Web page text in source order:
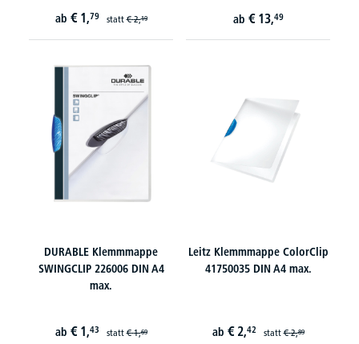
ab € 1,79 statt€ 2,19 ab € 13,49
DURABLE Klemmmappe
SWINGCLIP 226006 DIN A4
max.
ab € 1,43 statt€ 1,69
Leitz Klemmmappe ColorClip
41750035 DIN A4 max.
ab € 2,42 statt€ 2,89